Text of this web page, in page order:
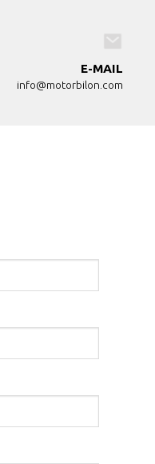
E-MAIL
info@motorbilon.com